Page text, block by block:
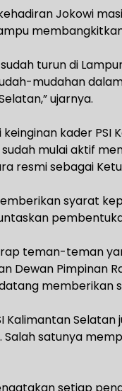
Jokowi
sudah turun di
mudahan
ujarnya.
kader PSI
mulai aktif
resmi sebagai
syarat
teman-teman
Dewan Pimpinan
memberikan
Kalimantan
satunya